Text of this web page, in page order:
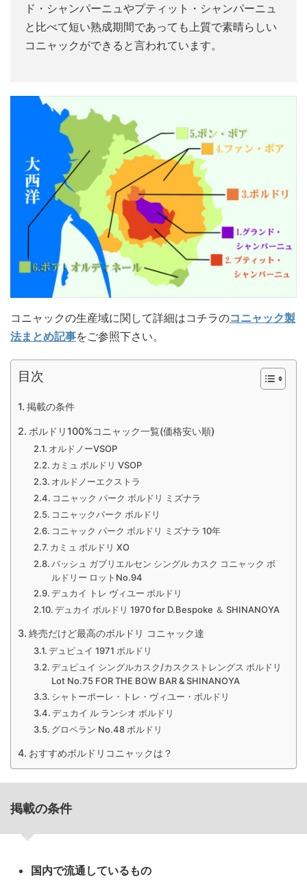
ド・シャンパーニュやプティット・シャンパーニュ
と比べて短い熟成期間であっても上質で素晴らしい
コニャックができると言われています。
コニャックの生産域に関して詳細はコチラのコニャック製
法まとめ記事をご参照下さい。
目次
掲載の条件
ボルドリ100%コニャック一覧(価格安い順)
オルドノーVSOP
カミュ ボルドリ VSOP
オルドノーエクストラ
コニャック パーク ボルドリ ミズナラ
コニャックパーク ボルドリ
コニャック パーク ボルドリ ミズナラ 10年
カミュ ボルドリ XO
バッシュ ガブリエルセン シングル カスク コニャック ボ
ルドリー ロットNo.94
デュカイ トレ ヴィユー ボルドリ
デュカイ ボルドリ 1970 for D.Bespoke ＆ SHINANOYA
終売だけど最高のボルドリ コニャック達
デュピュイ 1971 ボルドリ
デュピュイ シングルカスク/カスクストレングス ボルドリ
Lot No.75 FOR THE BOW BAR & SHINANOYA
シャトーポーレ・トレ・ヴィユー・ボルドリ
デュカイ ル ランシオ ボルドリ
グロペラン No.48 ボルドリ
おすすめボルドリコニャックは？
掲載の条件
国内で流通しているもの